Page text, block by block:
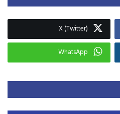
X (Twitter)
WhatsApp